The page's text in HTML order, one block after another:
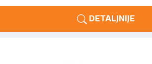
DETALJNIJE